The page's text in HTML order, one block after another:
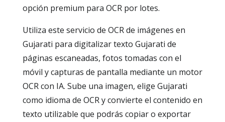
opción premium para OCR por lotes.
Utiliza este servicio de OCR de imágenes en
Gujarati para digitalizar texto Gujarati de
páginas escaneadas, fotos tomadas con el
móvil y capturas de pantalla mediante un motor
OCR con IA. Sube una imagen, elige Gujarati
como idioma de OCR y convierte el contenido en
texto utilizable que podrás copiar o exportar